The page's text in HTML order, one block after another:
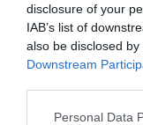
disclosure of your
IAB’s list of
also be disclosed
Downstream
Personal Data